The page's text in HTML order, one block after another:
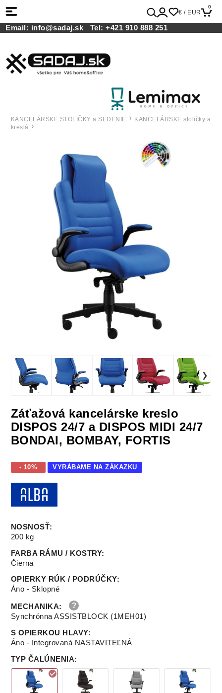
€ / EUR
0
Email: info@sadaj.sk Tel:+421 910 888 251
KANCELÁRSKE STOLIČKY a SEDENIE
KANCELÁRSKE stoličky a
kreslá
Záťažová kancelárske kreslo
DISPOS 24/7 a DISPOS MIDI 24/7
BONDAI, BOMBAY, FORTIS
- 10% VYRÁBAME NA ZÁKAZKU
NOSNOSŤ:
200 kg
FARBA RÁMU / KOSTRY:
Čierna
OPIERKY RÚK / PODRÚČKY:
Áno - Sklopné
MECHANIKA:
Synchrónna ASSISTBLOCK (1MEH01)
S OPIERKOU HLAVY:
Áno - Integrovaná NASTAVITEĽNÁ
TYP ČALÚNENIA: